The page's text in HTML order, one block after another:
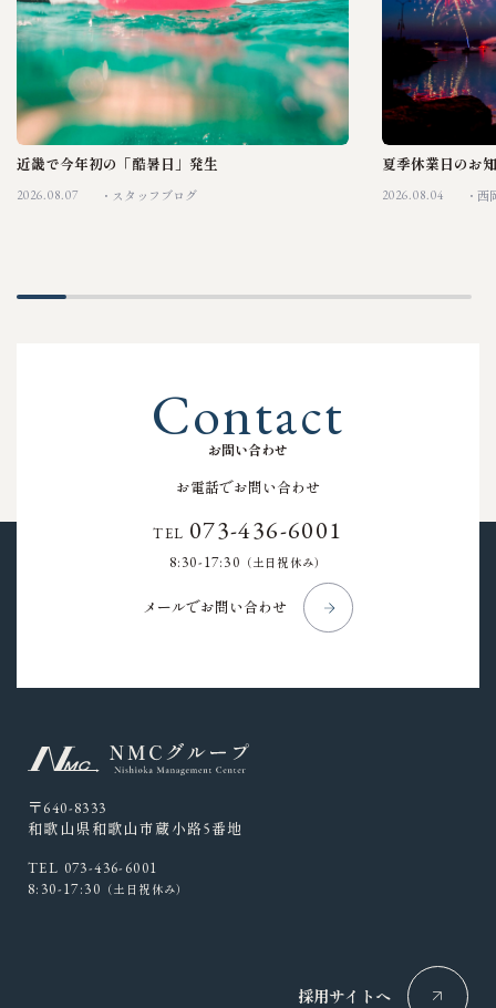
近畿で今年初の「酷暑日」発生
2026.08.07 スタッフブログ
夏季休業日のお
2026.08.04 西
お問い合わせ
Contact
お電話でお問い合わせ
TEL 073-436-6001
8:30-17:30 （土日祝休み）
メールでお問い合わせ
〒640-8333
和歌山県和歌山市蔵小路5番地
TEL 073-436-6001
8:30-17:30 （土日祝休み）
採用サイトへ